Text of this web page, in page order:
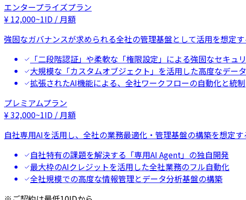
エンタープライズプラン
¥ 12,000~1ID / 月額
強固なガバナンスが求められる全社の管理基盤として活用を想定
「二段階認証」や柔軟な「権限設定」による強固なセキュ
大規模な「カスタムオブジェクト」を活用した高度なデー
拡張されたAI機能による、全社ワークフローの自動化と統制
プレミアムプラン
¥32,000~1ID / 月額
自社専用AIを活用し、全社の業務最適化・管理基盤の構築を想定す
自社特有の課題を解決する「専用AI Agent」の独自開発
最大枠のAIクレジットを活用した全社業務のフル自動化
全社規模での高度な情報管理とデータ分析基盤の構築